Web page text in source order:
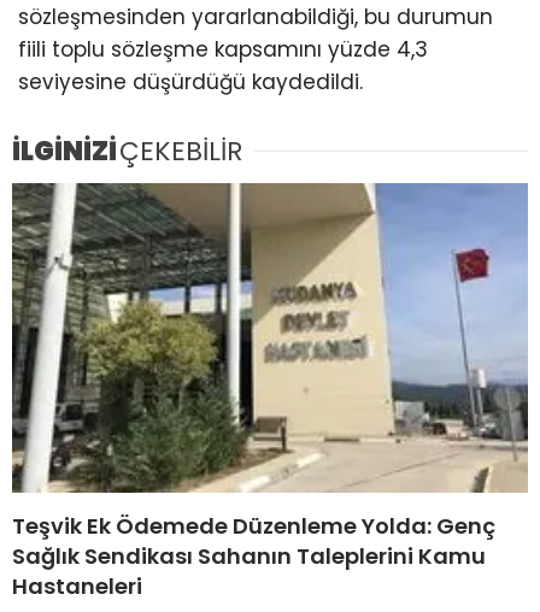
sözleşmesinden yararlanabildiği, bu durumun
fiili toplu sözleşme kapsamını yüzde 4,3
seviyesine düşürdüğü kaydedildi.
İLGİNİZİÇEKEBİLİR
Teşvik Ek Ödemede Düzenleme Yolda: Genç
Sağlık Sendikası Sahanın Taleplerini Kamu
Hastaneleri